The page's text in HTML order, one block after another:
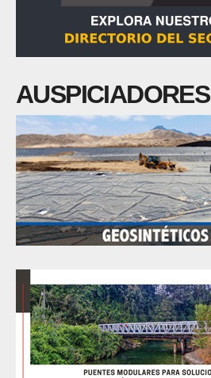
AUSPICIADORES